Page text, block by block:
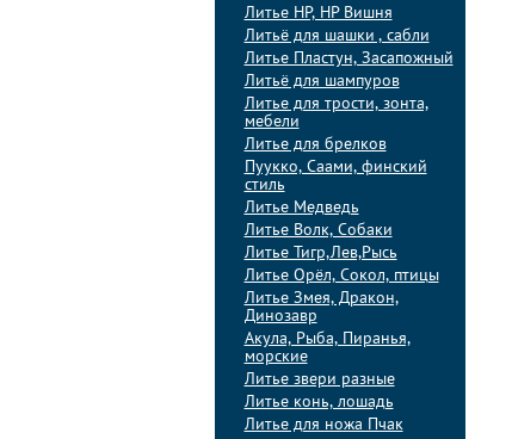
Литье НР, НР Вишня
Литьё для шашки , сабли
Литье Пластун, Засапожный
Литьё для шампуров
Литье для трости, зонта,
мебели
Литье для брелков
Пуукко, Саами, финский
стиль
Литье Медведь
Литье Волк, Собаки
Литье Тигр,Лев,Рысь
Литье Орёл, Сокол, птицы
Литье Змея, Дракон,
Динозавр
Акула, Рыба, Пиранья,
морские
Литье звери разные
Литье конь, лошадь
Литье для ножа Пчак